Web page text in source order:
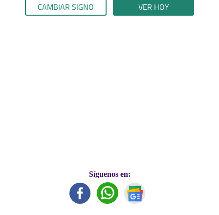
CAMBIAR SIGNO VER HOY
Síguenos en: